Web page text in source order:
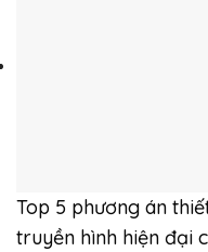
Top 5 phương án
truyền hình hiện đại